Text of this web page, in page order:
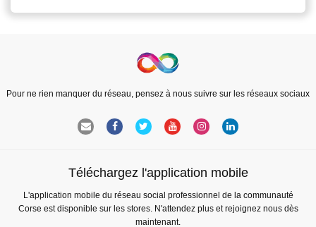
Pour ne rien manquer du réseau, pensez à nous suivre sur les réseaux sociaux
Téléchargez l'application mobile
L'application mobile du réseau social professionnel de la communauté
Corse est disponible sur les stores. N'attendez plus et rejoignez nous dès
maintenant.